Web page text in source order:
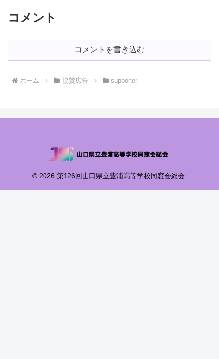
コメント
コメントを書き込む
ホーム 協賛広告 supporter
© 2026 第126回山口県立豊浦高等学校同窓会総会.